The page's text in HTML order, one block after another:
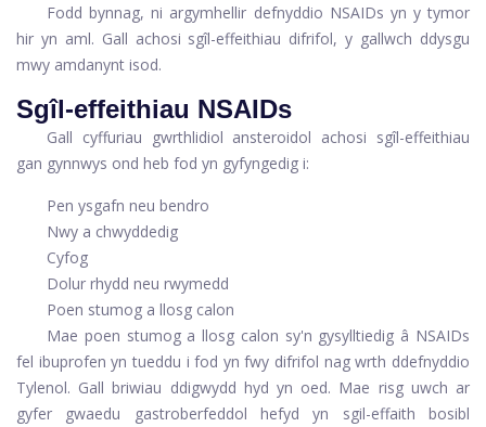
Fodd bynnag, ni argymhellir defnyddio NSAIDs yn y tymor
hir yn aml. Gall achosi sgîl-effeithiau difrifol, y gallwch ddysgu
mwy amdanynt isod.
Sgîl-effeithiau NSAIDs
Gall cyffuriau gwrthlidiol ansteroidol achosi sgîl-effeithiau
gan gynnwys ond heb fod yn gyfyngedig i:
Pen ysgafn neu bendro
Nwy a chwyddedig
Cyfog
Dolur rhydd neu rwymedd
Poen stumog a llosg calon
Mae poen stumog a llosg calon sy'n gysylltiedig â NSAIDs
fel ibuprofen yn tueddu i fod yn fwy difrifol nag wrth ddefnyddio
Tylenol. Gall briwiau ddigwydd hyd yn oed. Mae risg uwch ar
gyfer gwaedu gastroberfeddol hefyd yn sgil-effaith bosibl